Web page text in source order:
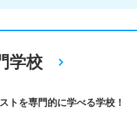
学校
トを専門的に学べる学校！